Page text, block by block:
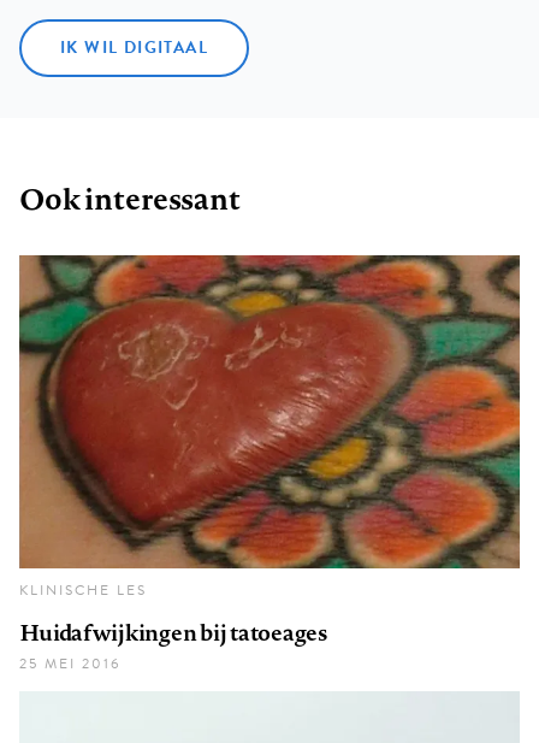
IK WIL DIGITAAL
Ook interessant
KLINISCHE LES
Huidafwijkingen bij tatoeages
25 MEI 2016